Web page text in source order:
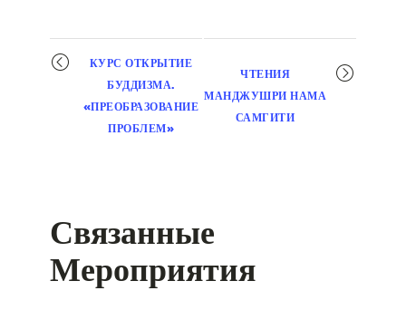
Мероприятие
навигация
КУРС ОТКРЫТИЕ
БУДДИЗМА.
«ПРЕОБРАЗОВАНИЕ
ПРОБЛЕМ»
ЧТЕНИЯ
МАНДЖУШРИ НАМА
САМГИТИ
Связанные
Мероприятия